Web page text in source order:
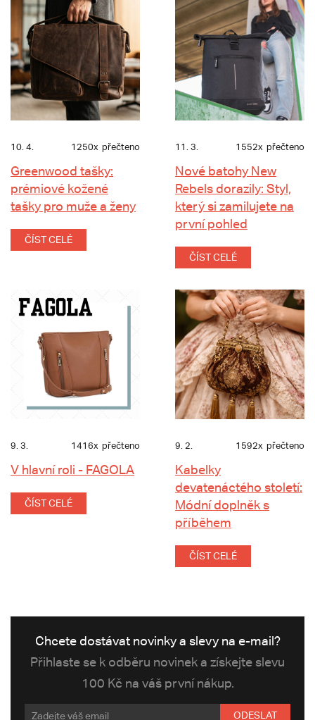
10. 4. 1250x přečteno
Greenwood tašky:
prémiové kožené
tašky pro muže a ženy
ČÍST CELÉ
11. 3. 1552x přečteno
Nové batohy New
Rebels dorazily: Styl,
který si zamilujete na
první pohled
ČÍST CELÉ
9. 3. 1416x přečteno
V hlavní roli - FAGOLA
ČÍST CELÉ
9. 2. 1592x přečteno
Kabelky
devatenáctého století:
Módní doplněk s
příběhem
ČÍST CELÉ
Chcete dostávat novinky a slevy na e-mail?
Přihlaste se k odběru novinek a získejte slevu
100 Kč na váš první nákup.
ODESLAT